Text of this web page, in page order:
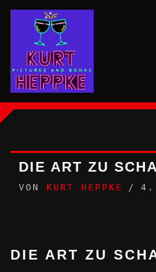
Inhalt
springen
DIE ART ZU
VON KURT HEPPKE 4.
DIE ART ZU